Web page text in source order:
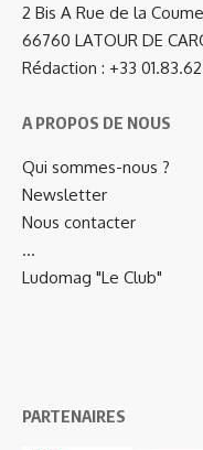
2 Bis A Rue de la
66760 LATOUR DE
Rédaction : +33
A PROPOS DE NOUS
Qui sommes-nous ?
Newsletter
Nous contacter
…
Ludomag "Le Club"
PARTENAIRES